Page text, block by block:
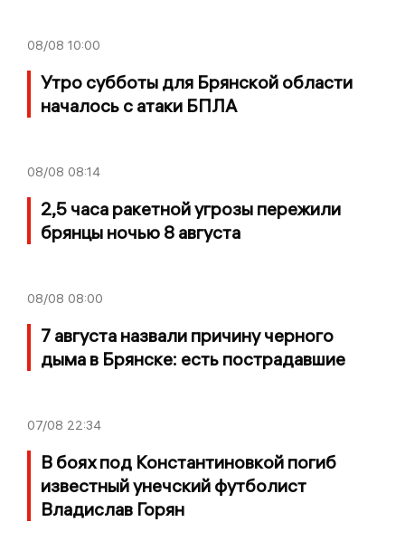
08/08 10:00
Утро субботы для Брянской области
началось с атаки БПЛА
08/08 08:14
2,5 часа ракетной угрозы пережили
брянцы ночью 8 августа
08/08 08:00
7 августа назвали причину черного
дыма в Брянске: есть пострадавшие
07/08 22:34
В боях под Константиновкой погиб
известный унечский футболист
Владислав Горян